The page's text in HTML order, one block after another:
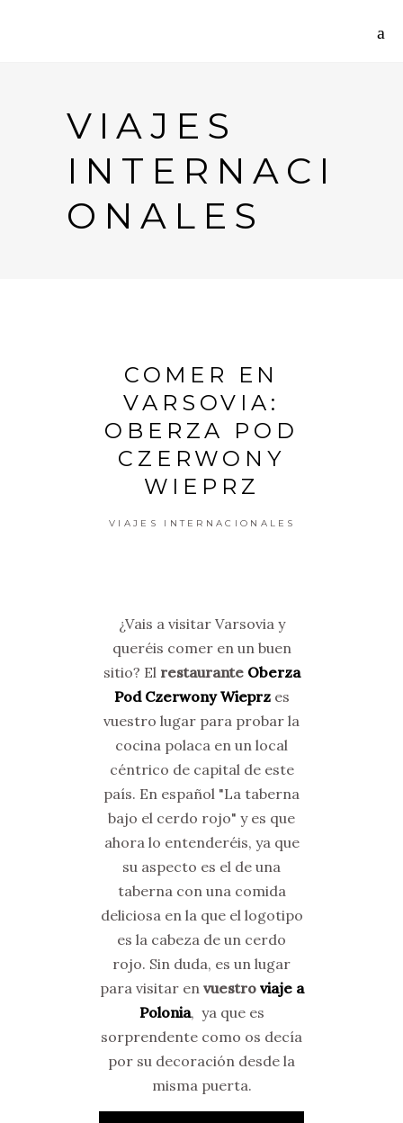
VIAJES
INTERNACI
ONALES
COMER EN
VARSOVIA:
OBERZA POD
CZERWONY
WIEPRZ
VIAJES INTERNACIONALES
¿Vais a visitar Varsovia y
queréis comer en un buen
sitio? El restaurante Oberza
Pod Czerwony Wieprz es
vuestro lugar para probar la
cocina polaca en un local
céntrico de capital de este
país. En español "La taberna
bajo el cerdo rojo" y es que
ahora lo entenderéis, ya que
su aspecto es el de una
taberna con una comida
deliciosa en la que el logotipo
es la cabeza de un cerdo
rojo. Sin duda, es un lugar
para visitar envuestro viaje a
Polonia, ya que es
sorprendente como os decía
por su decoración desde la
misma puerta.